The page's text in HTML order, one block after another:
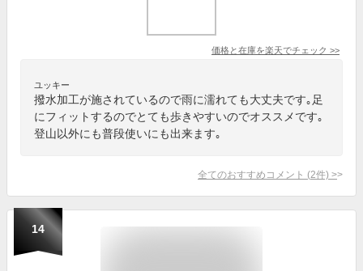
価格と在庫を楽天でチェック >>
ユッキー
撥水加工が施されているので雨に濡れても大丈夫です｡足
にフィットするのでとても歩きやすいのでオススメです｡
登山以外にも普段使いにも出来ます｡
全てのおすすめコメント (2件) >
14